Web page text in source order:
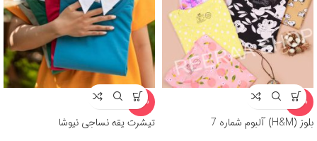
-17%
بلوز (H&M) آلبوم شماره 7
-29%
تیشرت یقه نساجی نیوشا